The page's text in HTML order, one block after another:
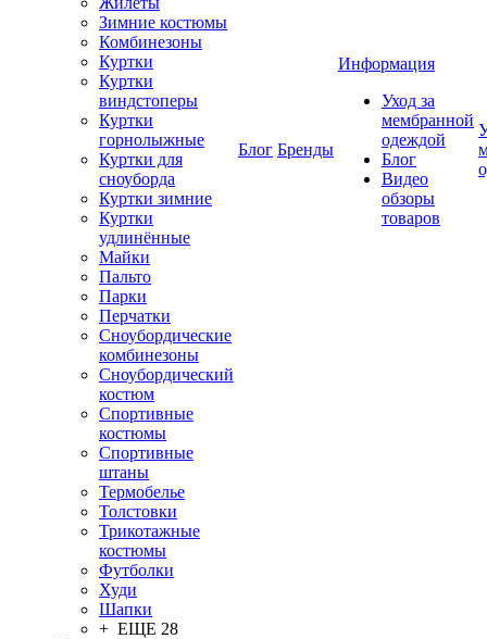
Зимние костюмы
Комбинезоны
Куртки
Куртки
виндстоперы
Куртки
горнолыжные
Куртки для
сноуборда
Куртки зимние
Куртки
удлинённые
Майки
Пальто
Парки
Перчатки
Сноубордические
комбинезоны
Сноубордический
костюм
Спортивные
костюмы
Спортивные
штаны
Термобелье
Толстовки
Трикотажные
костюмы
Футболки
Худи
Шапки
+ ЕЩЕ 28
Блог Бренды
Информация
Уход за
мембранной
одеждой
Блог
Видео
обзоры
товаров